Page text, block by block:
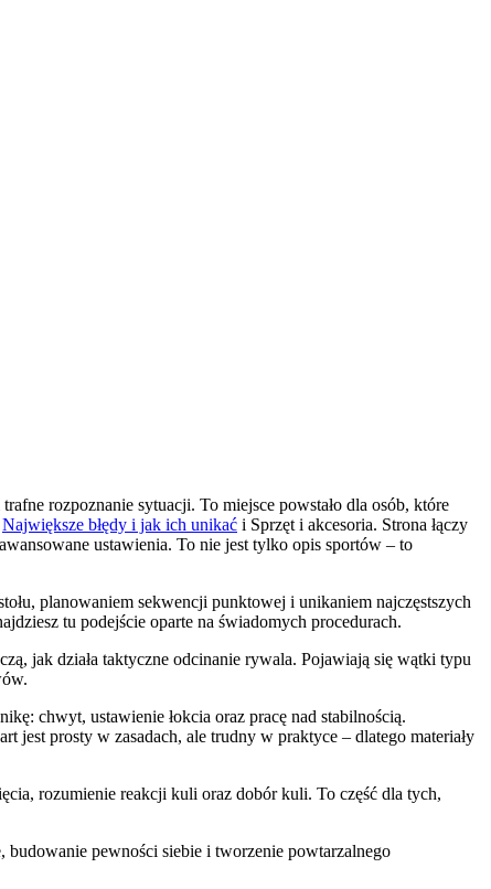
rozpoznanie sytuacji. To miejsce powstało dla osób, które
Największe błędy i jak ich unikać i Sprzęt i akcesoria. Strona łączy
ustawienia. To nie jest tylko opis sportów – to
planowaniem sekwencji punktowej i unikaniem najczęstszych
tu podejście oparte na świadomych procedurach.
jak działa taktyczne odcinanie rywala. Pojawiają się wątki typu
chwyt, ustawienie łokcia oraz pracę nad stabilnością.
jest prosty w zasadach, ale trudny w praktyce – dlatego materiały
rozumienie reakcji kuli oraz dobór kuli. To część dla tych,
pewności siebie i tworzenie powtarzalnego